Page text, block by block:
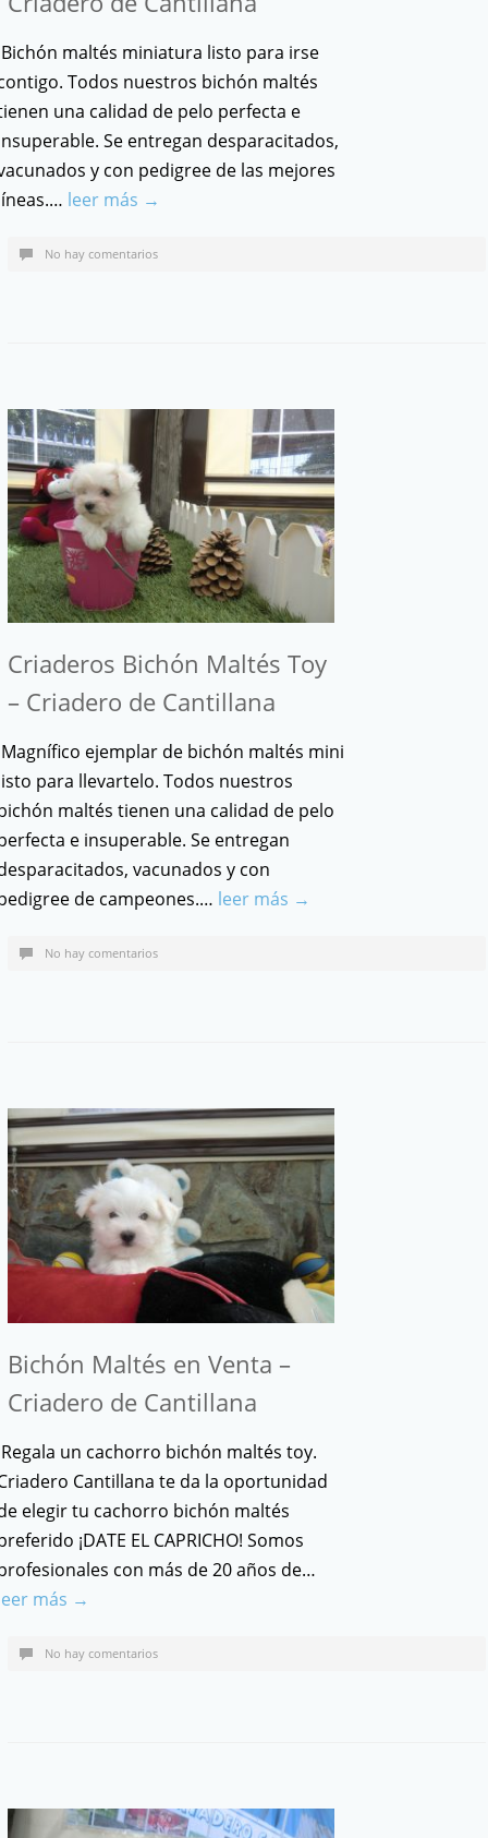
maltés miniatura listo para irse
Todos nuestros bichón maltés
una calidad de pelo perfecta e
Se entregan desparacitados,
y con pedigree de las mejores
leer más →
No hay comentarios
Criaderos Bichón Maltés Toy
– Criadero de Cantillana
ejemplar de bichón maltés mini
para llevartelo. Todos nuestros
maltés tienen una calidad de pelo
e insuperable. Se entregan
vacunados y con
de campeones.… leer más →
No hay comentarios
Bichón Maltés en Venta –
Criadero de Cantillana
un cachorro bichón maltés toy.
Cantillana te da la oportunidad
elegir tu cachorro bichón maltés
¡DATE EL CAPRICHO! Somos
con más de 20 años de…
más →
No hay comentarios